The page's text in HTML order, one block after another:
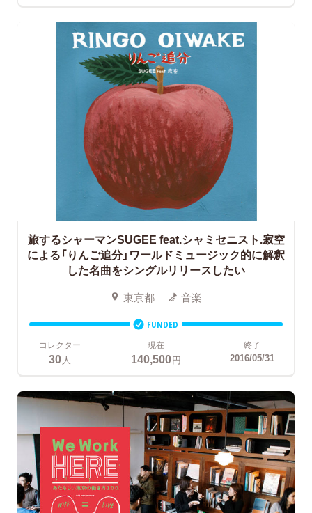
旅するシャーマンSUGEE feat.シャミセニスト.寂空
による「りんご追分」ワールドミュージック的に解釈
した名曲をシングルリリースしたい
東京都 音楽
FUNDED
コレクター
30人
現在
140,500円
終了
2016/05/31